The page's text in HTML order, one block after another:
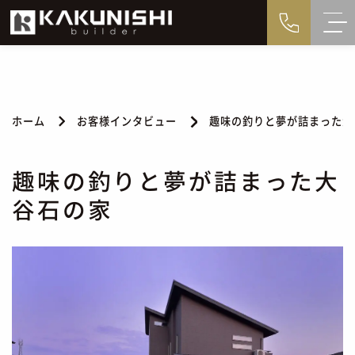
ホーム お客様インタビュー 趣味の釣りと夢が詰まった
趣味の釣りと夢が詰まった大
谷石の家